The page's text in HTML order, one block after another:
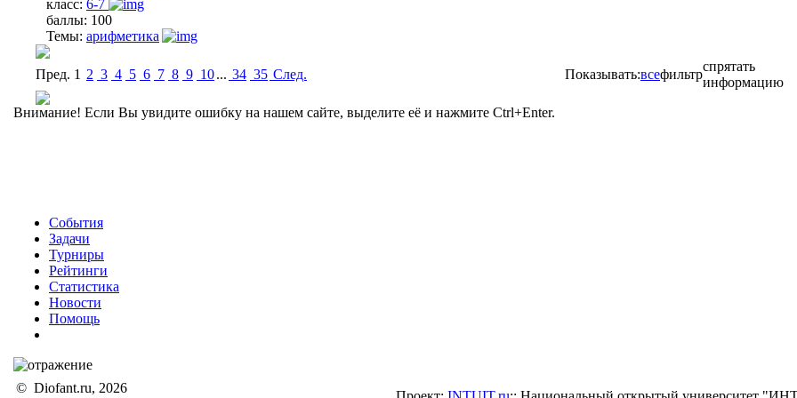
класс: 6-7
баллы: 100
Темы: арифметика
Пред. 1 2 3 4 5 6 7 8 9 10... 34 35 Cлед. Показывать:всефильтр
спрятать
информацию
Внимание! Если Вы увидите ошибку на нашем сайте, выделите её и нажмите Ctrl+Enter.
События
Задачи
Турниры
Рейтинги
Статистика
Новости
Помощь
© Diofant.ru, 2026